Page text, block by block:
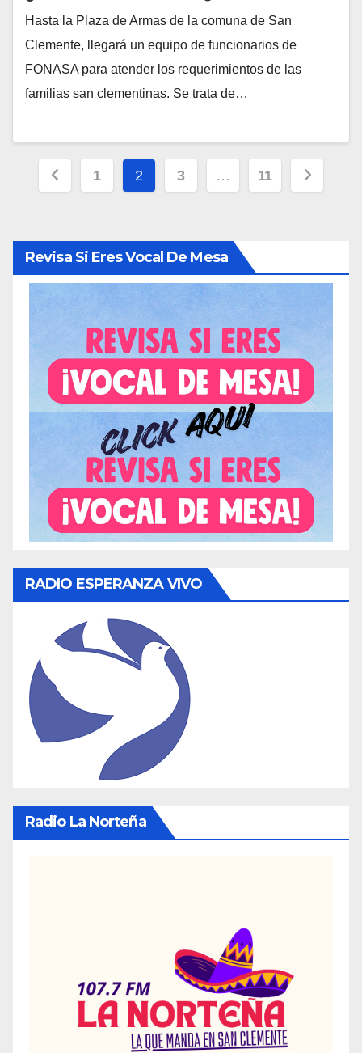
Hasta la Plaza de Armas de la comuna de San
Clemente, llegará un equipo de funcionarios de
FONASA para atender los requerimientos de las
familias san clementinas. Se trata de…
Paginación
entradas
1 2 3 … 11
Revisa Si Eres Vocal De Mesa
RADIO ESPERANZA VIVO
Radio La Norteña